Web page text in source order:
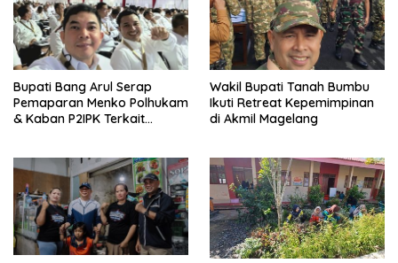
Bupati Bang Arul Serap
Pemaparan Menko Polhukam
& Kaban P2IPK Terkait
Wakil Bupati Tanah Bumbu
Ikuti Retreat Kepemimpinan
di Akmil Magelang